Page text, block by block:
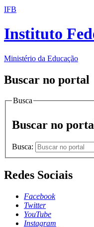
IFB
Instituto
Ministério da Educação
Buscar no portal
Busca
Buscar no
Busca:
Redes Sociais
Facebook
Twitter
YouTube
Instagram